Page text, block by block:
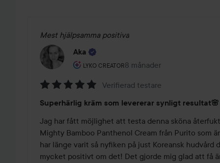
Mest hjälpsamma positiva
Aka
LYKO CREATOR
Användarens roll: Lyko Creator.
8 månader
Inlägget skapades 8 månader
5
av
5
Verifierad testare
Superhärlig kräm som levererar synligt resultat🌸
Jag har fått möjlighet att testa denna sköna
Mighty Bamboo Panthenol Cream från Purito som
har länge varit så nyfiken på just Koreansk hudvård
mycket positivt om det! Det gjorde mig glad att få